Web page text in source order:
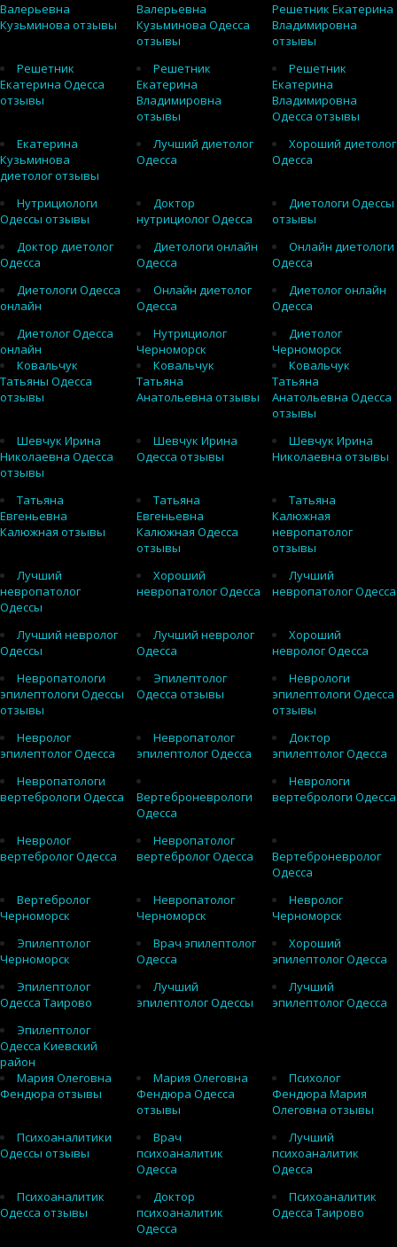
Валерьевна
Кузьминова отзывы
Валерьевна
Кузьминова Одесса
отзывы
Решетник Екатерина
Владимировна
отзывы
Решетник
Екатерина Одесса
отзывы
Решетник
Екатерина
Владимировна
отзывы
Решетник
Екатерина
Владимировна
Одесса отзывы
Екатерина
Кузьминова
диетолог отзывы
Лучший диетолог
Одесса
Хороший диетолог
Одесса
Нутрициологи
Одессы отзывы
Доктор
нутрициолог Одесса
Диетологи Одессы
отзывы
Доктор диетолог
Одесса
Диетологи онлайн
Одесса
Онлайн диетологи
Одесса
Диетологи Одесса
онлайн
Онлайн диетолог
Одесса
Диетолог онлайн
Одесса
Диетолог Одесса
онлайн
Нутрициолог
Черноморск
Диетолог
Черноморск
Ковальчук
Татьяны Одесса
отзывы
Ковальчук
Татьяна
Анатольевна отзывы
Ковальчук
Татьяна
Анатольевна Одесса
отзывы
Шевчук Ирина
Николаевна Одесса
отзывы
Шевчук Ирина
Одесса отзывы
Шевчук Ирина
Николаевна отзывы
Татьяна
Евгеньевна
Калюжная отзывы
Татьяна
Евгеньевна
Калюжная Одесса
отзывы
Татьяна
Калюжная
невропатолог
отзывы
Лучший
невропатолог
Одессы
Хороший
невропатолог Одесса
Лучший
невропатолог Одесса
Лучший невролог
Одессы
Лучший невролог
Одесса
Хороший
невролог Одесса
Невропатологи
эпилептологи Одессы
отзывы
Эпилептолог
Одесса отзывы
Неврологи
эпилептологи Одесса
отзывы
Невролог
эпилептолог Одесса
Невропатолог
эпилептолог Одесса
Доктор
эпилептолог Одесса
Невропатологи
вертебрологи Одесса
Вертеброневрологи
Одесса
Неврологи
вертебрологи Одесса
Невролог
вертебролог Одесса
Невропатолог
вертебролог Одесса
Вертеброневролог
Одесса
Вертебролог
Черноморск
Невропатолог
Черноморск
Невролог
Черноморск
Эпилептолог
Черноморск
Врач эпилептолог
Одесса
Хороший
эпилептолог Одесса
Эпилептолог
Одесса Таирово
Лучший
эпилептолог Одессы
Лучший
эпилептолог Одесса
Эпилептолог
Одесса Киевский
район
Мария Олеговна
Фендюра отзывы
Мария Олеговна
Фендюра Одесса
отзывы
Психолог
Фендюра Мария
Олеговна отзывы
Психоаналитики
Одессы отзывы
Врач
психоаналитик
Одесса
Лучший
психоаналитик
Одесса
Психоаналитик
Одесса отзывы
Доктор
психоаналитик
Одесса
Психоаналитик
Одесса Таирово